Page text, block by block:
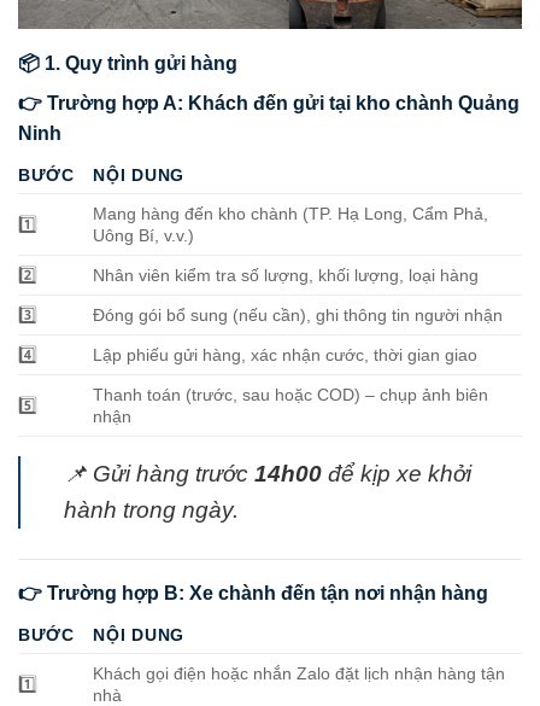
📦 1. Quy trình gửi hàng
👉 Trường hợp A: Khách đến gửi tại kho chành Quảng
Ninh
BƯỚC NỘI DUNG
1️⃣
Mang hàng đến kho chành (TP. Hạ Long, Cẩm Phả,
Uông Bí, v.v.)
2️⃣ Nhân viên kiểm tra số lượng, khối lượng, loại hàng
3️⃣ Đóng gói bổ sung (nếu cần), ghi thông tin người nhận
4️⃣ Lập phiếu gửi hàng, xác nhận cước, thời gian giao
5️⃣
Thanh toán (trước, sau hoặc COD) – chụp ảnh biên
nhận
📌 Gửi hàng trước 14h00 để kịp xe khởi
hành trong ngày.
👉 Trường hợp B: Xe chành đến tận nơi nhận hàng
BƯỚC NỘI DUNG
1️⃣
Khách gọi điện hoặc nhắn Zalo đặt lịch nhận hàng tận
nhà